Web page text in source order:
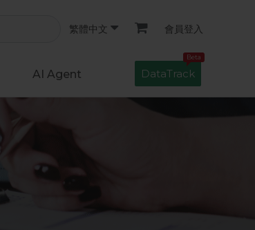
繁體中文 會員登入
AI Agent
Beta
DataTrack